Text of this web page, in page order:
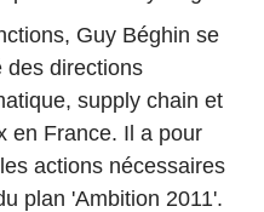
Guy Béghin se
des directions
supply chain et
en France. Il a pour
actions nécessaires
plan 'Ambition 2011'.